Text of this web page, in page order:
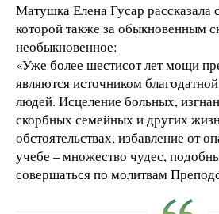
Матушка Елена Гусар
которой также за обыкновенным
необыкновенное:
«Уже более шестисот лет мощи
являются источником
людей. Исцеление больных,
скорбных семейных и других
обстоятельствах, избавление от
учебе – множество чудес,
совершаться по молитвам